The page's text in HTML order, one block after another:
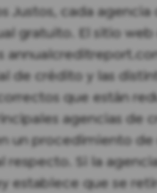
Justos, cada
gratuito. El sitio
de crédito y las
que están
agencias de
un procedimiento
respecto. Si la
establece que se